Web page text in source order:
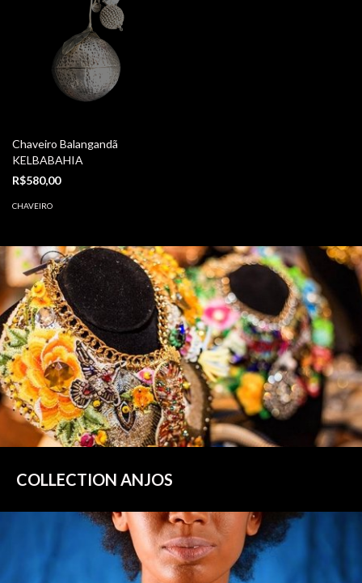
Chaveiro Balangandã
KELBABAHIA
R$580,00
CHAVEIRO
COLLECTION ANJOS